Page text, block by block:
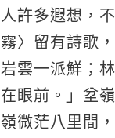
人許多遐想，
霧〉留有詩歌
岩雲一派鮮；
在眼前。」坌
嶺微茫八里間